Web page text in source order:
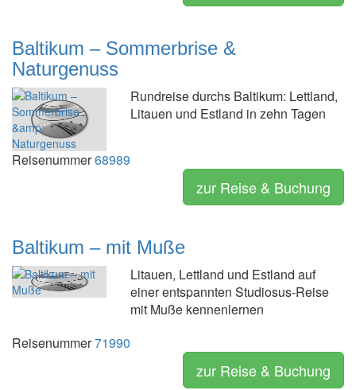
Baltikum – Sommerbrise &
Naturgenuss
Rundreise durchs Baltikum: Lettland,
Litauen und Estland in zehn Tagen
Reisenummer68989
zur Reise & Buchung
Baltikum – mit Muße
Litauen, Lettland und Estland auf
einer entspannten Studiosus-Reise
mit Muße kennenlernen
Reisenummer71990
zur Reise & Buchung